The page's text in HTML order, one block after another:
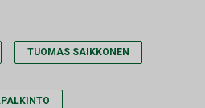
TUOMAS SAIKKONEN